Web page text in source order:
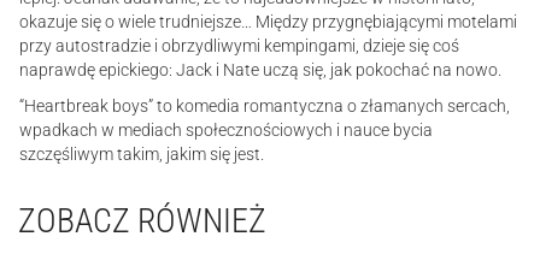
okazuje się o wiele trudniejsze… Między przygnębiającymi motelami
przy autostradzie i obrzydliwymi kempingami, dzieje się coś
naprawdę epickiego: Jack i Nate uczą się, jak pokochać na nowo.
“Heartbreak boys” to komedia romantyczna o złamanych sercach,
wpadkach w mediach społecznościowych i nauce bycia
szczęśliwym takim, jakim się jest.
ZOBACZ RÓWNIEŻ